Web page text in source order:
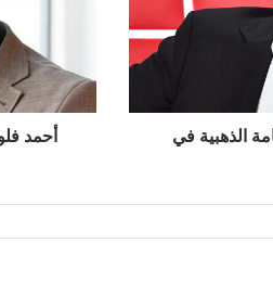
الذهبية في
أتعرَّض
لمؤامرة
أحمد